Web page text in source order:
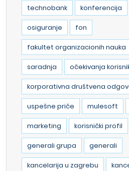
technobank konferencija
osiguranje fon
fakultet organizacionih nauka
saradnja očekivanja
korporativna društvena
uspešne priče mulesoft
marketing korisnički profil
generali grupa generali
kancelarija u zagrebu